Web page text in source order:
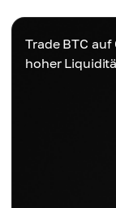
Trade BTC
hoher